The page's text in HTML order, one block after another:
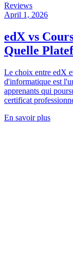
Reviews
April 1, 2026
edX vs
Quelle
Le choix entre edX
d'informatique est
apprenants qui
certificat
En savoir plus